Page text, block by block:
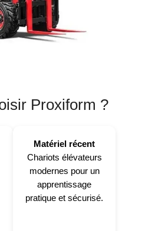
Proxiform ?
Matériel récent
Chariots élévateurs
modernes pour un
apprentissage
pratique et sécurisé.